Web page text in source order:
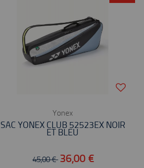
Yonex
SAC YONEX CLUB 52523EX NOIR
ET BLEU
45,00 € 36,00 €